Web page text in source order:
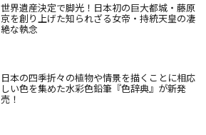
世界遺産決定で脚光！日本初の巨大都城・藤原
京を創り上げた知られざる女帝・持統天皇の凄
絶な執念
日本の四季折々の植物や情景を描くことに相応
しい色を集めた水彩色鉛筆『色辞典』が新発
売！